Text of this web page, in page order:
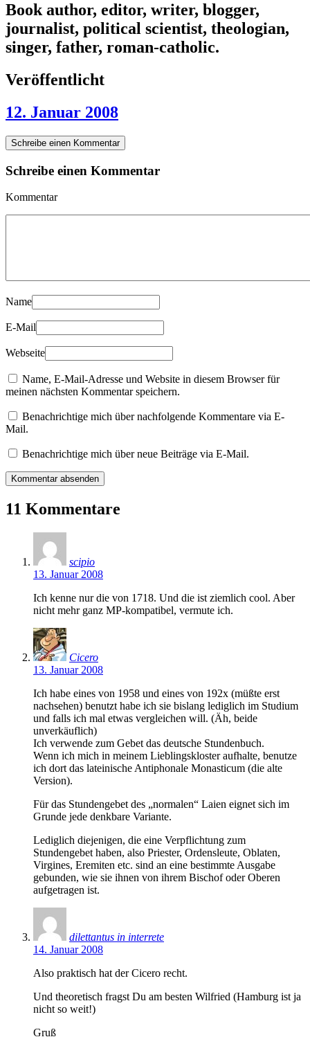
Book author, editor, writer, blogger,
journalist, political scientist, theologian,
singer, father, roman-catholic.
Veröffentlicht
12. Januar 2008
Schreibe einen Kommentar
Schreibe einen Kommentar
Kommentar
Name
E-Mail
Webseite
Name, E-Mail-Adresse und Website in diesem Browser für
meinen nächsten Kommentar speichern.
Benachrichtige mich über nachfolgende Kommentare via E-
Mail.
Benachrichtige mich über neue Beiträge via E-Mail.
11 Kommentare
scipio
13. Januar 2008
Ich kenne nur die von 1718. Und die ist ziemlich cool. Aber
nicht mehr ganz MP-kompatibel, vermute ich.
Cicero
13. Januar 2008
Ich habe eines von 1958 und eines von 192x (müßte erst
nachsehen) benutzt habe ich sie bislang lediglich im Studium
und falls ich mal etwas vergleichen will. (Äh, beide
unverkäuflich)
Ich verwende zum Gebet das deutsche Stundenbuch.
Wenn ich mich in meinem Lieblingskloster aufhalte, benutze
ich dort das lateinische Antiphonale Monasticum (die alte
Version).
Für das Stundengebet des „normalen“ Laien eignet sich im
Grunde jede denkbare Variante.
Lediglich diejenigen, die eine Verpflichtung zum
Stundengebet haben, also Priester, Ordensleute, Oblaten,
Virgines, Eremiten etc. sind an eine bestimmte Ausgabe
gebunden, wie sie ihnen von ihrem Bischof oder Oberen
aufgetragen ist.
dilettantus in interrete
14. Januar 2008
Also praktisch hat der Cicero recht.
Und theoretisch fragst Du am besten Wilfried (Hamburg ist ja
nicht so weit!)
Gruß